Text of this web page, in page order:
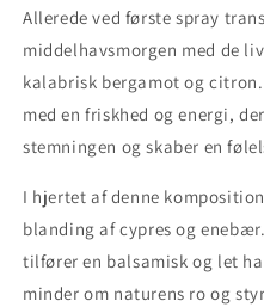
Allerede ved første spray
middelhavsmorgen med de
kalabrisk bergamot og
med en friskhed og energi,
stemningen og skaber en
I hjertet af denne
blanding af cypres og
tilfører en balsamisk og let
minder om naturens ro og